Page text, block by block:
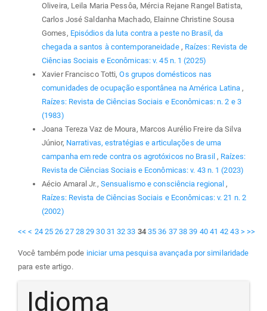
Oliveira, Leila Maria Pessôa, Mércia Rejane Rangel Batista,
Carlos José Saldanha Machado, Elainne Christine Sousa
Gomes, Episódios da luta contra a peste no Brasil, da
chegada a santos à contemporaneidade , Raízes: Revista de
Ciências Sociais e Econômicas: v. 45 n. 1 (2025)
Xavier Francisco Totti,Os grupos domésticos nas
comunidades de ocupação espontânea na América Latina ,
Raízes: Revista de Ciências Sociais e Econômicas: n. 2 e 3
(1983)
Joana Tereza Vaz de Moura, Marcos Aurélio Freire da Silva
Júnior, Narrativas, estratégias e articulações de uma
campanha em rede contra os agrotóxicos no Brasil , Raízes:
Revista de Ciências Sociais e Econômicas: v. 43 n. 1 (2023)
Aécio Amaral Jr., Sensualismo e consciência regional ,
Raízes: Revista de Ciências Sociais e Econômicas: v. 21 n. 2
(2002)
<< < 24 25 26 27 28 29 30 31 32 33 34 35 36 37 38 39 40 41 42 43 > >>
Você também pode iniciar uma pesquisa avançada por similaridade
para este artigo.
Idioma